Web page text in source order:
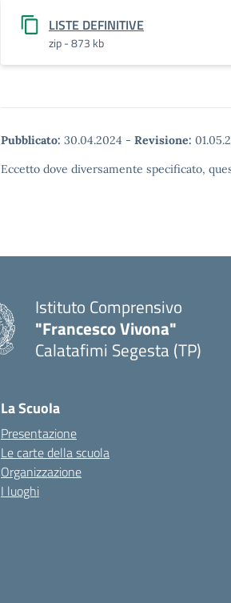
LISTE DEFINITIVE
zip - 873 kb
Pubblicato: 30.04.2024 - Revisione:
Eccetto dove diversamente specificato,
Istituto Comprensivo
"Francesco Vivona"
Calatafimi Segesta (TP)
La Scuola
Presentazione
Le carte della scuola
Organizzazione
I luoghi